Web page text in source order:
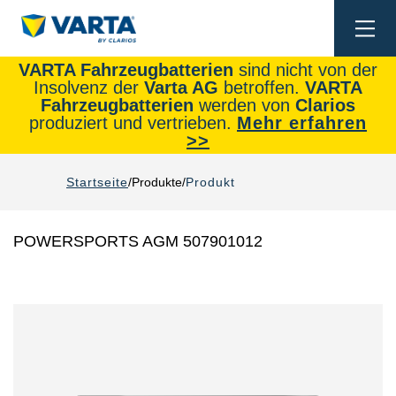
VARTA Fahrzeugbatterien sind nicht von der
Insolvenz der Varta AG betroffen. VARTA
Fahrzeugbatterien werden von Clarios
produziert und vertrieben. Mehr erfahren
>>
Startseite Produkte Produkt
POWERSPORTS AGM 507901012